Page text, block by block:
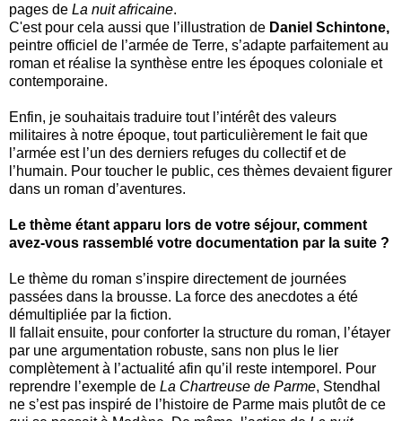
pages de La nuit africaine.
C'est pour cela aussi que l’illustration de Daniel Schintone,
peintre officiel de l’armée de Terre, s’adapte parfaitement au
roman et réalise la synthèse entre les époques coloniale et
contemporaine.
Enfin, je souhaitais traduire tout l’intérêt des valeurs
militaires à notre époque, tout particulièrement le fait que
l’armée est l’un des derniers refuges du collectif et de
l’humain. Pour toucher le public, ces thèmes devaient figurer
dans un roman d’aventures.
Le thème étant apparu lors de votre séjour, comment
avez-vous rassemblé votre documentation par la suite ?
Le thème du roman s’inspire directement de journées
passées dans la brousse. La force des anecdotes a été
démultipliée par la fiction.
Il fallait ensuite, pour conforter la structure du roman, l’étayer
par une argumentation robuste, sans non plus le lier
complètement à l’actualité afin qu’il reste intemporel. Pour
reprendre l’exemple de La Chartreuse de Parme, Stendhal
ne s’est pas inspiré de l’histoire de Parme mais plutôt de ce